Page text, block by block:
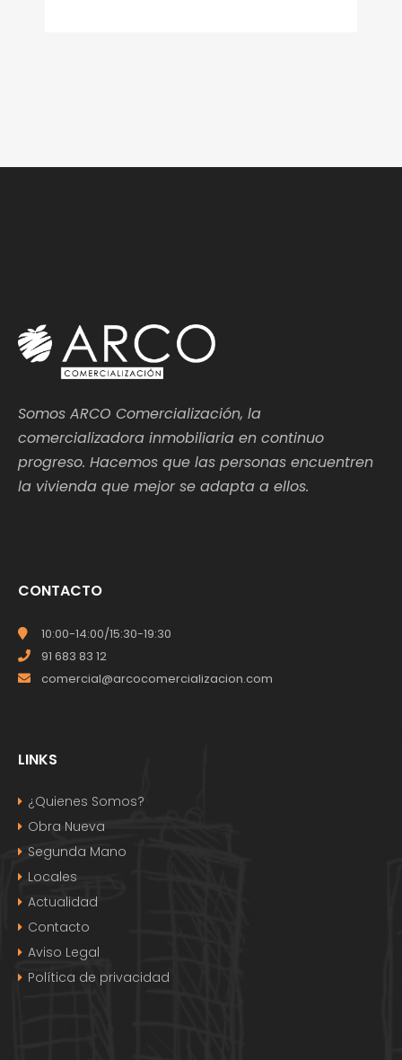
Somos ARCO Comercialización, la
comercializadora inmobiliaria en continuo
progreso. Hacemos que las personas encuentren
la vivienda que mejor se adapta a ellos.
CONTACTO
10:00-14:00/15:30-19:30
91 683 83 12
comercial@arcocomercializacion.com
LINKS
¿Quienes Somos?
Obra Nueva
Segunda Mano
Locales
Actualidad
Contacto
Aviso Legal
Política de privacidad